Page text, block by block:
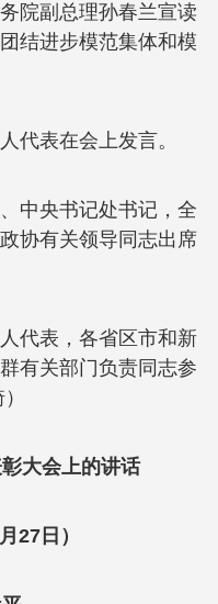
院副总理孙春兰宣读
结进步模范集体和模
代表在会上发言。
中央书记处书记，全
协有关领导同志出席
代表，各省区市和新
有关部门负责同志参
大会上的讲话
27日）